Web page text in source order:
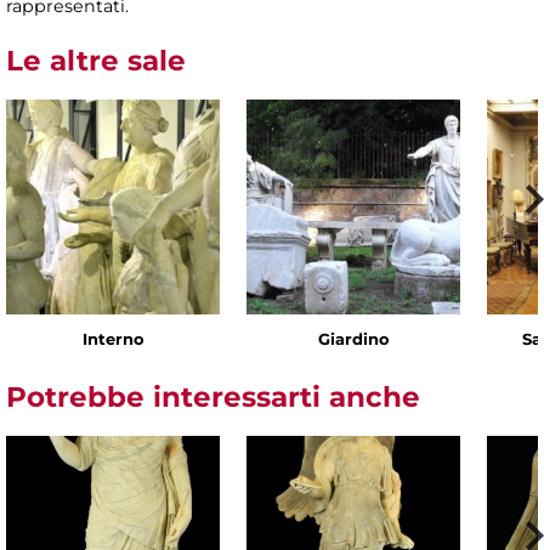
rappresentati.
Le altre sale
Interno Giardino
Potrebbe interessarti anche